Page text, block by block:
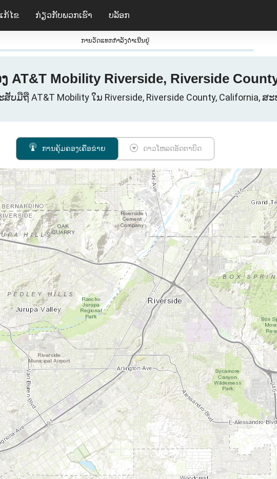
ກ້ໄຂ ກ່ຽວ​ກັບ​ພວກ​ເຮົາ ບລັອກ
ການວັດແທກກໍາລັງດໍາເນີນຢູ່
AT&T Mobility Riverside, Riverside
ບມືຖື AT&T Mobility ໃນ Riverside, Riverside County, California, ສ
ການຄຸ້ມຄອງເຄືອຂ່າຍ ດາວໂຫລດອັດຕາບິດ